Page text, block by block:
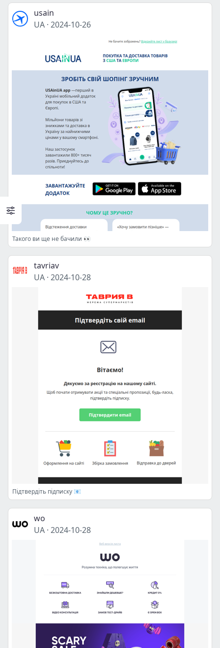
usain
UA · 2024-10-26
Такого ви ще не бачили 👀
tavriav
UA · 2024-10-28
Підтвердіть підписку 📧
wo
UA · 2024-10-28